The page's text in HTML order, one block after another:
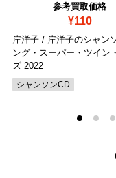
参考買取価格
¥110
岸洋子 / 岸洋子のシャン
ング・スーパー・ツイン
ズ 2022
シャンソンCD